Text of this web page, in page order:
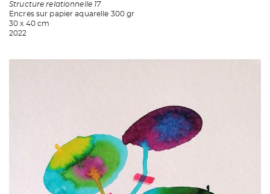
Structure relationnelle 17
Encres sur papier aquarelle 300 gr
30 x 40 cm
2022